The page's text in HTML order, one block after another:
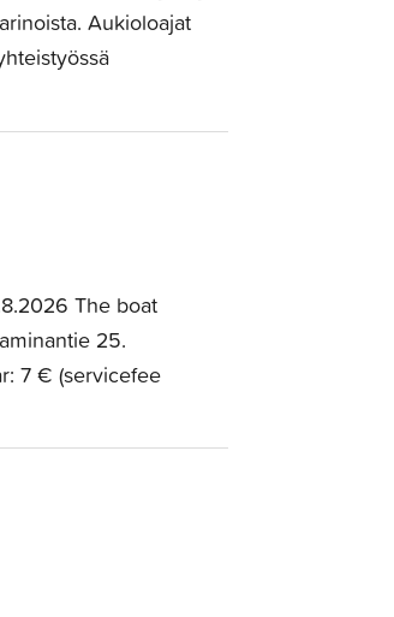
Aukioloajat
The boat
25.
7 € (servicefee